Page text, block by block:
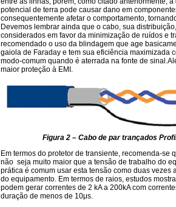
potencial de terra pode causar dano em
consequentemente afetar o comportamento,
Devemos lembrar ainda que o cabo, sua
considerados em favor da minimização de ruídos e
recomendado o uso da blindagem que age
gaiola de Faraday e tem sua eficiência maximizada
modo-comum quando é aterrada na fonte de
maior proteção à EMI.
Figura 2 – Cabo de par trançados
Em termos do protetor de transiente, recomenda-se
não seja muito maior que a tensão de trabalho do
prática é comum usar esta tensão como duas vezes
do equipamento. Em termos de raios, estudos
podem gerar correntes de 2 kA a 200kA com
duração de menos de 10μs.